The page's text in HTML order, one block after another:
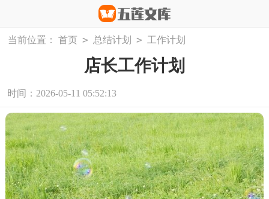
当前位置： 首页 > 总结计划 > 工作计划
店长工作计划
时间：2026-05-11 05:52:13